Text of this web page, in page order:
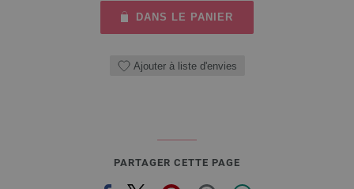
DANS LE PANIER
Ajouter à liste d'envies
PARTAGER CETTE PAGE